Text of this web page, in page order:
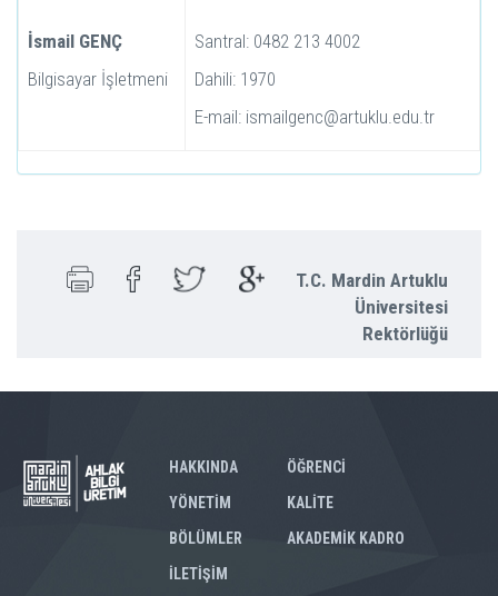
İsmail GENÇ
Bilgisayar İşletmeni
Santral: 0482 213 4002
Dahili: 1970
E-mail: ismailgenc@artuklu.edu.tr
T.C. Mardin Artuklu
Üniversitesi
Rektörlüğü
HAKKINDA
YÖNETİM
BÖLÜMLER
ÖĞRENCİ
KALİTE
AKADEMİK KADRO
İLETİŞİM